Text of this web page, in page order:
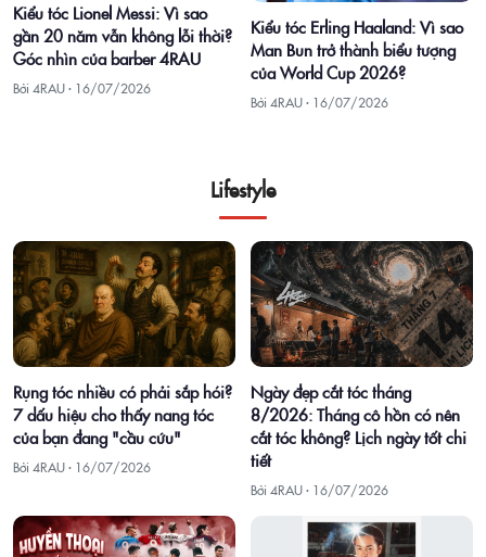
Kiểu tóc Lionel Messi: Vì sao
gần 20 năm vẫn không lỗi thời?
Góc nhìn của barber 4RAU
Bởi 4RAU · 16/07/2026
Kiểu tóc Erling Haaland: Vì sao
Man Bun trở thành biểu tượng
của World Cup 2026?
Bởi 4RAU · 16/07/2026
Lifestyle
Rụng tóc nhiều có phải sắp hói?
7 dấu hiệu cho thấy nang tóc
của bạn đang "cầu cứu"
Bởi 4RAU · 16/07/2026
Ngày đẹp cắt tóc tháng
8/2026: Tháng cô hồn có nên
cắt tóc không? Lịch ngày tốt chi
tiết
Bởi 4RAU · 16/07/2026